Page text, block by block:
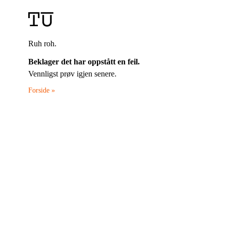
Ruh roh.
Beklager det har oppstått en feil.
Vennligst prøv igjen senere.
Forside »